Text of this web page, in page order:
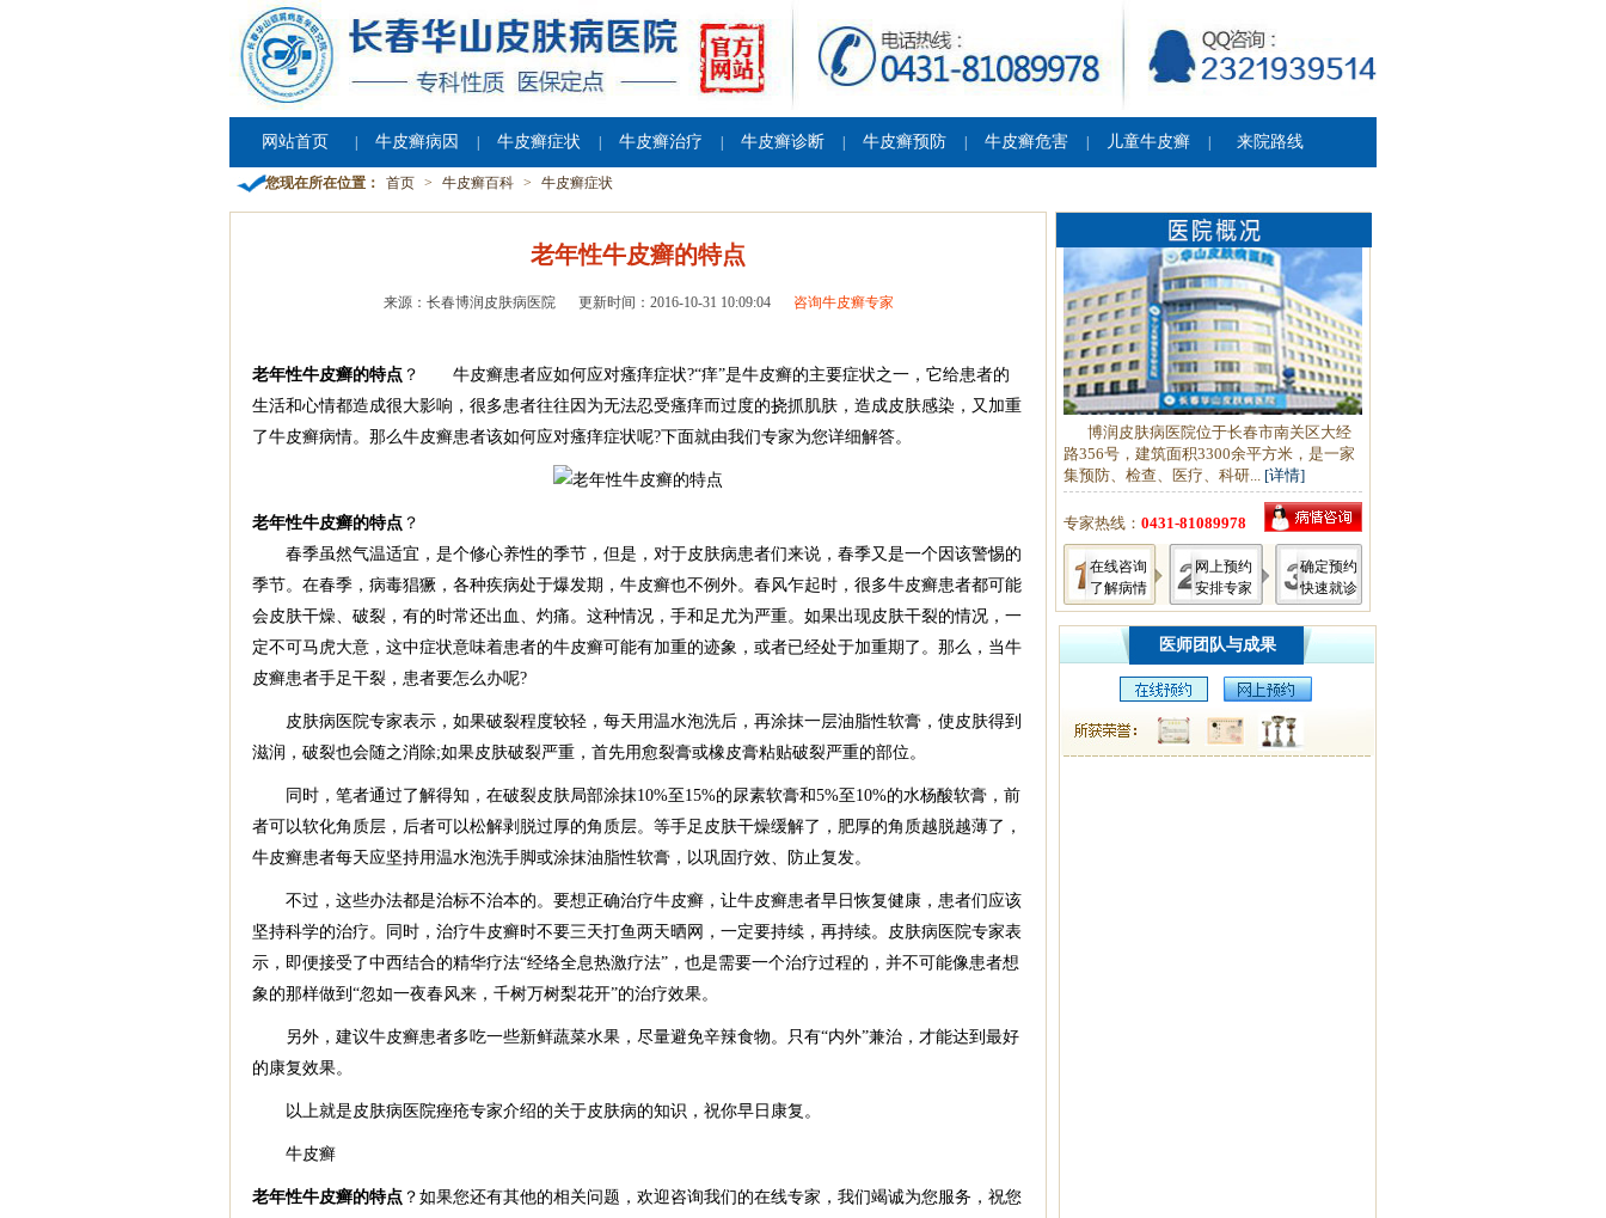
网站首页 牛皮癣病因 牛皮癣症状 牛皮癣治疗 牛皮癣诊断 牛皮癣预防 牛皮癣危害 儿童牛皮癣 来院路线
您现在所在位置： 首页 > 牛皮癣百科 > 牛皮癣症状
老年性牛皮癣的特点
来源：长春博润皮肤病医院 更新时间：2016-10-31 10:09:04 咨询牛皮癣专家
老年性牛皮癣的特点 ？ 牛皮癣患者应如何应对瘙痒症状?“痒”是牛皮癣的主要症状之一，它给患者的
生活和心情都造成很大影响，很多患者往往因为无法忍受瘙痒而过度的挠抓肌肤，造成皮肤感染，又加重
了牛皮癣病情。那么牛皮癣患者该如何应对瘙痒症状呢?下面就由我们专家为您详细解答。
老年性牛皮癣的特点 ？
春季虽然气温适宜，是个修心养性的季节，但是，对于皮肤病患者们来说，春季又是一个因该警惕的
季节。在春季，病毒猖獗，各种疾病处于爆发期，牛皮癣也不例外。春风乍起时，很多牛皮癣患者都可能
会皮肤干燥、破裂，有的时常还出血、灼痛。这种情况，手和足尤为严重。如果出现皮肤干裂的情况，一
定不可马虎大意，这中症状意味着患者的牛皮癣可能有加重的迹象，或者已经处于加重期了。那么，当牛
皮癣患者手足干裂，患者要怎么办呢?
皮肤病医院专家表示，如果破裂程度较轻，每天用温水泡洗后，再涂抹一层油脂性软膏，使皮肤得到
滋润，破裂也会随之消除;如果皮肤破裂严重，首先用愈裂膏或橡皮膏粘贴破裂严重的部位。
同时，笔者通过了解得知，在破裂皮肤局部涂抹10%至15%的尿素软膏和5%至10%的水杨酸软膏，前
者可以软化角质层，后者可以松解剥脱过厚的角质层。等手足皮肤干燥缓解了，肥厚的角质越脱越薄了，
牛皮癣患者每天应坚持用温水泡洗手脚或涂抹油脂性软膏，以巩固疗效、防止复发。
不过，这些办法都是治标不治本的。要想正确治疗牛皮癣，让牛皮癣患者早日恢复健康，患者们应该
坚持科学的治疗。同时，治疗牛皮癣时不要三天打鱼两天晒网，一定要持续，再持续。皮肤病医院专家表
示，即便接受了中西结合的精华疗法“经络全息热激疗法”，也是需要一个治疗过程的，并不可能像患者想
象的那样做到“忽如一夜春风来，千树万树梨花开”的治疗效果。
另外，建议牛皮癣患者多吃一些新鲜蔬菜水果，尽量避免辛辣食物。只有“内外”兼治，才能达到最好
的康复效果。
以上就是皮肤病医院痤疮专家介绍的关于皮肤病的知识，祝你早日康复。
牛皮癣
老年性牛皮癣的特点 ？如果您还有其他的相关问题，欢迎咨询我们的在线专家，我们竭诚为您服务，祝您
博润皮肤病医院位于长春市南关区大经
路356号，建筑面积3300余平方米，是一家
集预防、检查、医疗、科研... [详情]
专家热线： 0431-81089978
在线咨询
了解病情
网上预约
安排专家
确定预约
快速就诊
医师团队与成果